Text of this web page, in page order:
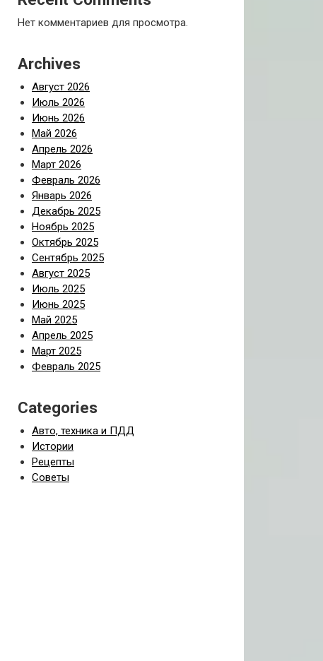
Нет комментариев для просмотра.
Archives
Август 2026
Июль 2026
Июнь 2026
Май 2026
Апрель 2026
Март 2026
Февраль 2026
Январь 2026
Декабрь 2025
Ноябрь 2025
Октябрь 2025
Сентябрь 2025
Август 2025
Июль 2025
Июнь 2025
Май 2025
Апрель 2025
Март 2025
Февраль 2025
Categories
Авто, техника и ПДД
Истории
Рецепты
Советы